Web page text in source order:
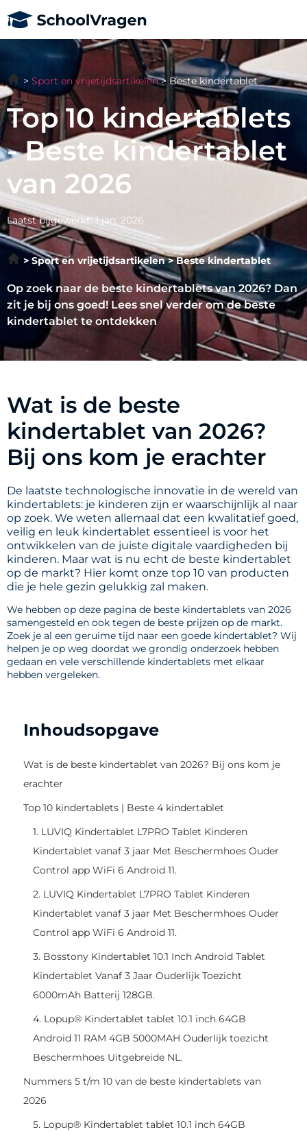
Sport en vrijetijdsartikelen Beste kindertablet
Top 10 kindertablets
- Beste kindertablet
van 2026
Laatst bijgewerkt: 1 jan. 2026
Sport en vrijetijdsartikelen Beste kindertablet
Op zoek naar de beste kindertablets van 2026? Dan
zit je bij ons goed! Lees snel verder om de beste
kindertablet te ontdekken
Wat is de beste
kindertablet van 2026?
Bij ons kom je erachter
De laatste technologische innovatie in de wereld van
kindertablets: je kinderen zijn er waarschijnlijk al naar
op zoek. We weten allemaal dat een kwalitatief goed,
veilig en leuk kindertablet essentieel is voor het
ontwikkelen van de juiste digitale vaardigheden bij
kinderen. Maar wat is nu echt de beste kindertablet
op de markt? Hier komt onze top 10 van producten
die je hele gezin gelukkig zal maken.
We hebben op deze pagina de beste kindertablets van 2026
samengesteld en ook tegen de beste prijzen op de markt.
Zoek je al een geruime tijd naar een goede kindertablet? Wij
helpen je op weg doordat we grondig onderzoek hebben
gedaan en vele verschillende kindertablets met elkaar
hebben vergeleken.
Inhoudsopgave
Wat is de beste kindertablet van 2026? Bij ons kom je
erachter
Top 10 kindertablets | Beste 4 kindertablet
1. LUVIQ Kindertablet L7PRO Tablet Kinderen
Kindertablet vanaf 3 jaar Met Beschermhoes Ouder
Control app WiFi 6 Android 11.
2. LUVIQ Kindertablet L7PRO Tablet Kinderen
Kindertablet vanaf 3 jaar Met Beschermhoes Ouder
Control app WiFi 6 Android 11.
3. Bosstony Kindertablet 10.1 Inch Android Tablet
Kindertablet Vanaf 3 Jaar Ouderlijk Toezicht
6000mAh Batterij 128GB.
4. Lopup® Kindertablet tablet 10.1 inch 64GB
Android 11 RAM 4GB 5000MAH Ouderlijk toezicht
Beschermhoes Uitgebreide NL.
Nummers 5 t/m 10 van de beste kindertablets van
2026
5. Lopup® Kindertablet tablet 10.1 inch 64GB